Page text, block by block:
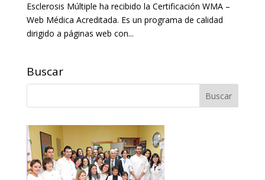
Esclerosis Múltiple ha recibido la Certificación WMA –
Web Médica Acreditada. Es un programa de calidad
dirigido a páginas web con...
Buscar